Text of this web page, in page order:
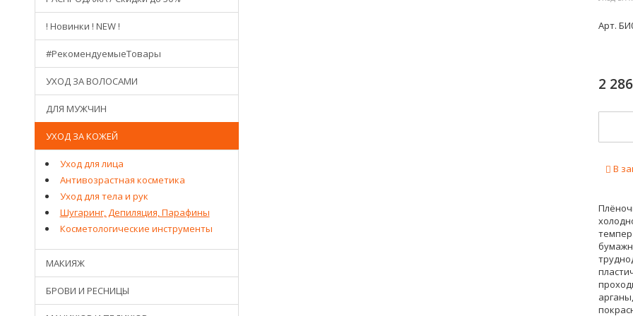
Арт.
2
В
! Новинки ! NEW !
#РекомендуемыеТовары
УХОД ЗА ВОЛОСАМИ
ДЛЯ МУЖЧИН
УХОД ЗА КОЖЕЙ
Уход для лица
Антивозрастная косметика
Уход для тела и рук
Шугаринг, Депиляция, Парафины
Косметологические инструменты
МАКИЯЖ
БРОВИ И РЕСНИЦЫ